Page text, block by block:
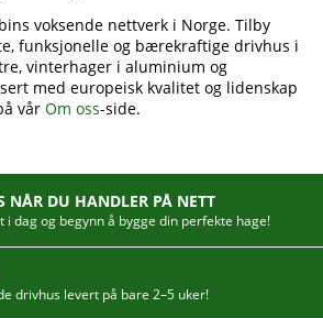
voksende nettverk i Norge. Tilby
funksjonelle og bærekraftige drivhus i
vinterhager i aluminium og
med europeisk kvalitet og lidenskap
vår Om oss-side.
NÅR DU HANDLER PÅ NETT
i dag og begynn å bygge din perfekte hage!
drivhus levert på bare 2–5 uker!